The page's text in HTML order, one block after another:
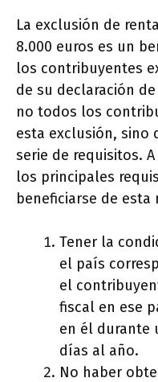
La exclusión de
8.000 euros es un
los contribuyentes
de su declaración
no todos los
esta exclusión, sino
serie de requisitos.
los principales
beneficiarse de esta
Tener la
el país
el
fiscal en ese
en él durante
días al año.
No haber